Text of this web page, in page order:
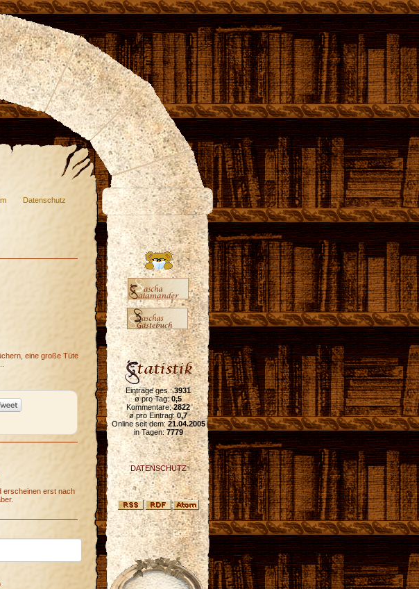
Datenschutz
eine große Tüte
erscheinen erst nach
Einträge ges.:3931
ø pro Tag:0,5
Kommentare:2822
ø pro Eintrag:0,7
Online seit dem:21.04.2005
in Tagen:7779
DATENSCHUTZ